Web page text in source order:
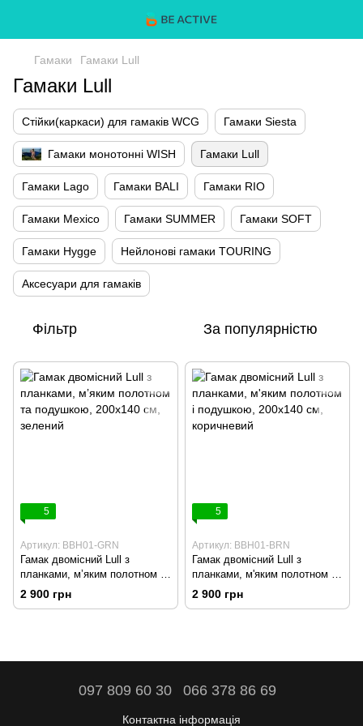
Гамаки Гамаки Lull
Гамаки Lull
Стійки(каркаси) для гамаків WCG Гамаки Siesta
Гамаки монотонні WISH Гамаки Lull
Гамаки Lago Гамаки BALI Гамаки RIO
Гамаки Mexico Гамаки SUMMER Гамаки SOFT
Гамаки Hygge Нейлонові гамаки TOURING
Аксесуари для гамаків
Фільтр За популярністю
5
Артикул: BBH01-GRN
Гамак двомісний Lull з
планками, мʼяким полотном та
подушкою, 200х140 см,
зелений
2 900 грн
5
Артикул: BBH01-BRN
Гамак двомісний Lull з
планками, м'яким полотном і
подушкою, 200х140 см,
коричневий
2 900 грн
097 809 60 30 066 378 86 69
Контактна інформація